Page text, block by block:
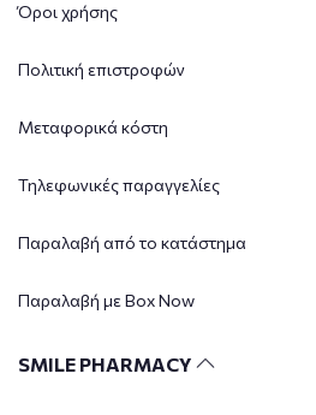
Όροι χρήσης
Πολιτική επιστροφών
Μεταφορικά κόστη
Τηλεφωνικές παραγγελίες
Παραλαβή από το κατάστημα
Παραλαβή με Box Now
SMILE PHARMACY